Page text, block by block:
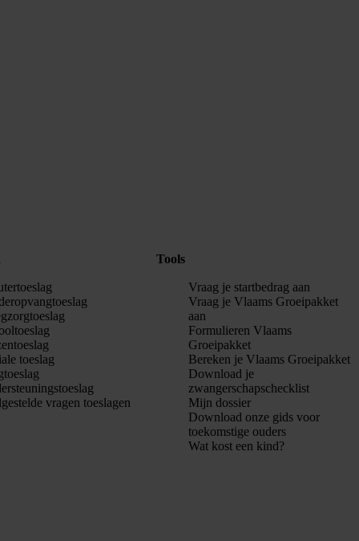
toeslag
vragen toeslagen
Tools
Vraag je startbedrag aan
Vraag je Vlaams Groeipakket
aan
Formulieren Vlaams
Groeipakket
Bereken je Vlaams Groeipakket
Download je
zwangerschapschecklist
Mijn dossier
Download onze gids voor
toekomstige ouders
Wat kost een kind?